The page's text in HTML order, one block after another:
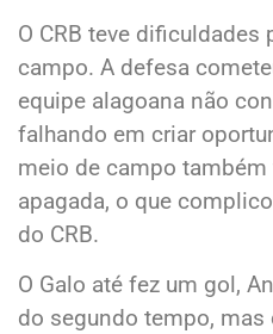
O CRB teve dificuldades
campo. A defesa
equipe alagoana não
falhando em criar
meio de campo também
apagada, o que
do CRB.
O Galo até fez um gol,
do segundo tempo, mas